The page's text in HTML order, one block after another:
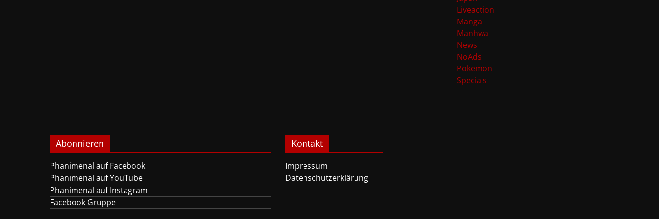
Liveaction
Manga
Manhwa
News
NoAds
Pokemon
Specials
Abonnieren
Phanimenal auf Facebook
Phanimenal auf YouTube
Phanimenal auf Instagram
Facebook Gruppe
Kontakt
Impressum
Datenschutzerklärung